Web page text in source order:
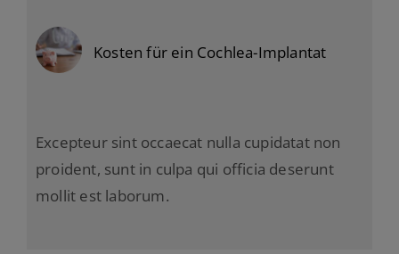
Kosten für ein Cochlea-Implantat
Excepteur sint occaecat nulla cupidatat non
proident, sunt in culpa qui officia deserunt
mollit est laborum.